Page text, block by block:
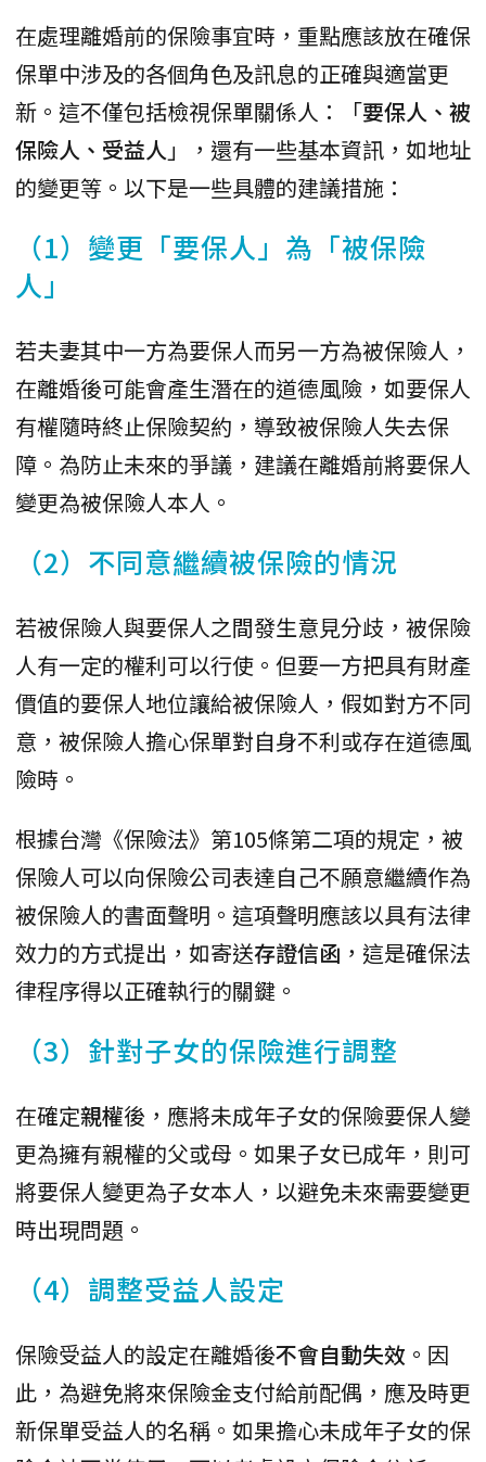
在處理離婚前的保險事宜時，重點應該放在確保
保單中涉及的各個角色及訊息的正確與適當更
新。這不僅包括檢視保單關係人：「要保人、被
保險人、受益人 」，還有一些基本資訊，如地址
的變更等。以下是一些具體的建議措施：
（1）變更「要保人」為「被保險
人」
若夫妻其中一方為要保人而另一方為被保險人，
在離婚後可能會產生潛在的道德風險，如要保人
有權隨時終止保險契約，導致被保險人失去保
障。為防止未來的爭議，建議在離婚前將要保人
變更為被保險人本人。
（2）不同意繼續被保險的情況
若被保險人與要保人之間發生意見分歧，被保險
人有一定的權利可以行使。但要一方把具有財產
價值的要保人地位讓給被保險人，假如對方不同
意，被保險人擔心保單對自身不利或存在道德風
險時。
根據台灣《保險法》第105條第二項的規定，被
保險人可以向保險公司表達自己不願意繼續作為
被保險人的書面聲明。這項聲明應該以具有法律
效力的方式提出，如寄送存證信函 ，這是確保法
律程序得以正確執行的關鍵。
（3）針對子女的保險進行調整
在確定親權後，應將未成年子女的保險要保人變
更為擁有親權的父或母。如果子女已成年，則可
將要保人變更為子女本人，以避免未來需要變更
時出現問題。
（4）調整受益人設定
保險受益人的設定在離婚後不會自動失效 。因
此，為避免將來保險金支付給前配偶，應及時更
新保單受益人的名稱。如果擔心未成年子女的保